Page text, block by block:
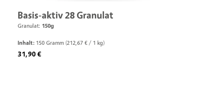
Basis-aktiv 28 Granulat
Granulat: 150g
Inhalt: 150 Gramm (212,67 € / 1 kg)
Regulärer Preis:
31,90 €